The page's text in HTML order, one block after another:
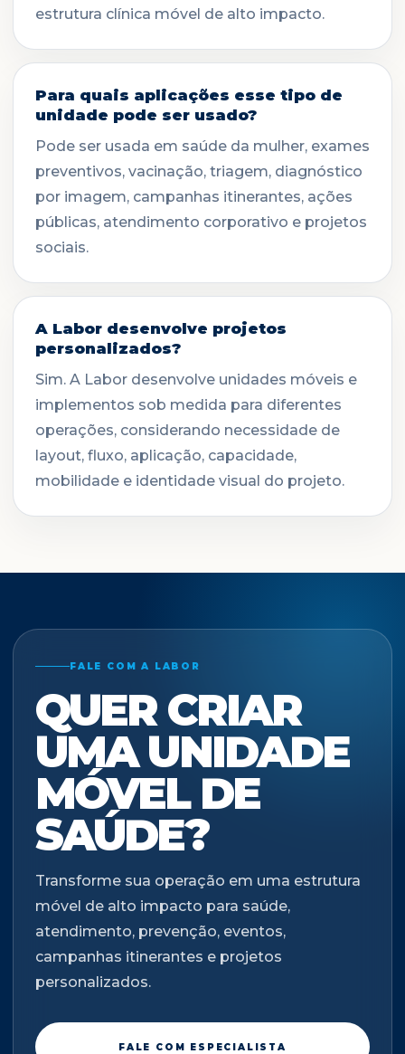
estrutura clínica móvel de alto impacto.
Para quais aplicações esse tipo de
unidade pode ser usado?
Pode ser usada em saúde da mulher, exames
preventivos, vacinação, triagem, diagnóstico
por imagem, campanhas itinerantes, ações
públicas, atendimento corporativo e projetos
sociais.
A Labor desenvolve projetos
personalizados?
Sim. A Labor desenvolve unidades móveis e
implementos sob medida para diferentes
operações, considerando necessidade de
layout, fluxo, aplicação, capacidade,
mobilidade e identidade visual do projeto.
FALE COM A LABOR
QUER CRIAR
UMA UNIDADE
MÓVEL DE
SAÚDE?
Transforme sua operação em uma estrutura
móvel de alto impacto para saúde,
atendimento, prevenção, eventos,
campanhas itinerantes e projetos
personalizados.
FALE COM ESPECIALISTA